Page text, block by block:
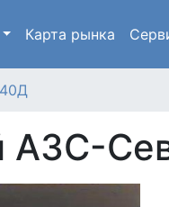
Карта рынка